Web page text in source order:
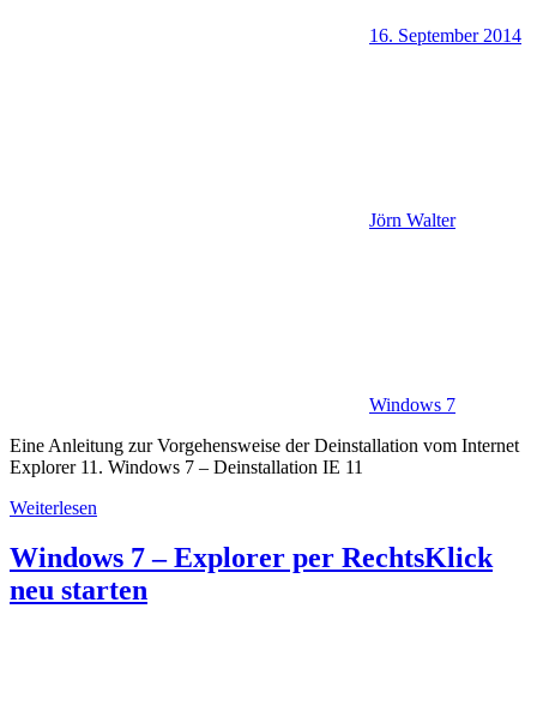
16. September 2014
Jörn Walter
Windows 7
Eine Anleitung zur Vorgehensweise der Deinstallation vom Internet
Explorer 11. Windows 7 – Deinstallation IE 11
Weiterlesen
Windows 7 – Explorer per RechtsKlick
neu starten